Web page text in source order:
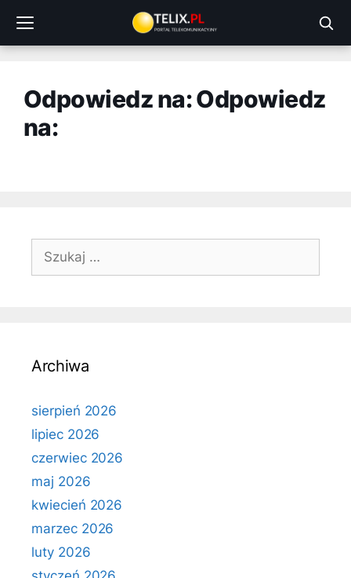
treści
Odpowiedz na: Odpowiedz
na:
Szukaj:
Archiwa
sierpień 2026
lipiec 2026
czerwiec 2026
maj 2026
kwiecień 2026
marzec 2026
luty 2026